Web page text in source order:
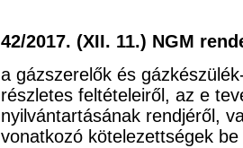
42/2017. (XII. 11.) NGM
a gázszerelők és
részletes feltételeiről, az e
nyilvántartásának rendjéről,
vonatkozó kötelezettségek